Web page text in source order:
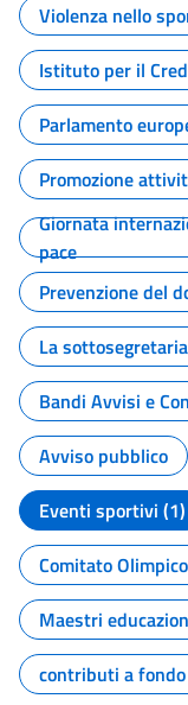
Violenza nello
Istituto per il
Parlamento
Promozione
Giornata
pace
Prevenzione del
La sottosegretaria
Bandi Avvisi e
Avviso pubblico
Eventi sportivi (1)
Comitato
Maestri
contributi a